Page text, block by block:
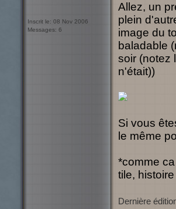
Inscrit le: 08 Nov 2006
Messages: 6
Allez, un
plein
image du
baladable
soir (notez
n'était))
Si vous
le même
*comme
tile,
Dernière